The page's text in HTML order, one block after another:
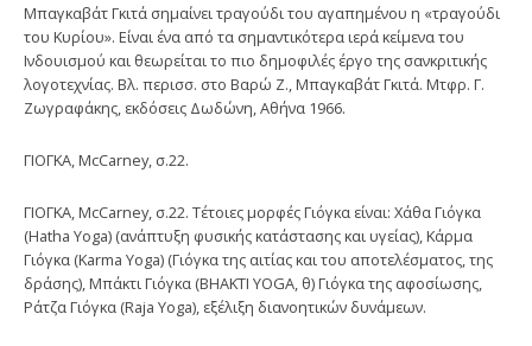
Μπαγκαβάτ Γκιτά σημαίνει τραγούδι του αγαπημένου η «τραγούδι
του Κυρίου». Είναι ένα από τα σημαντικότερα ιερά κείμενα του
Ινδουισμού και θεωρείται το πιο δημοφιλές έργο της σανκριτικής
λογοτεχνίας. Βλ. περισσ. στο Βαρώ Ζ., Μπαγκαβάτ Γκιτά. Μτφρ. Γ.
Ζωγραφάκης, εκδόσεις Δωδώνη, Αθήνα 1966.
ΓΙΟΓΚΑ, McCarney, σ.22.
ΓΙΟΓΚΑ, McCarney, σ.22. Τέτοιες μορφές Γιόγκα είναι: Χάθα Γιόγκα
(Hatha Yoga) (ανάπτυξη φυσικής κατάστασης και υγείας), Κάρμα
Γιόγκα (Karma Yoga) (Γιόγκα της αιτίας και του αποτελέσματος, της
δράσης), Μπάκτι Γιόγκα (ΒΗΑΚΤΙ YOGA, θ) Γιόγκα της αφοσίωσης,
Ράτζα Γιόγκα (Raja Yoga), εξέλιξη διανοητικών δυνάμεων.